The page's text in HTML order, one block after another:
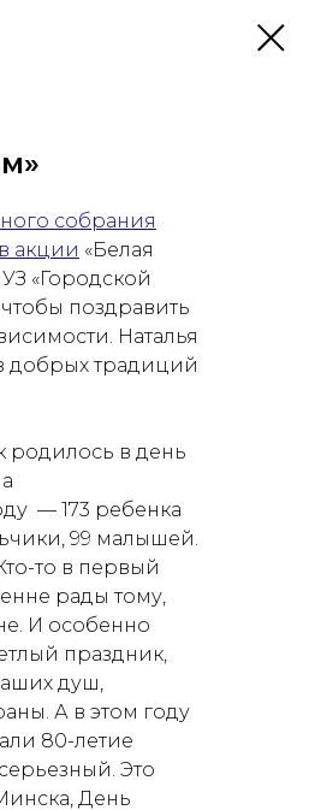
собрания
акции «Белая
«Городской
поздравить
Наталья
добрых традиций
родилось в день
— 173 ребенка
99 малышей.
то в первый
рады тому,
И особенно
праздник,
душ,
А в этом году
80-летие
Это
День